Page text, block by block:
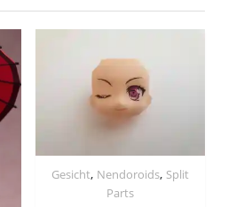
Gesicht, Nendoroids, Split
Parts